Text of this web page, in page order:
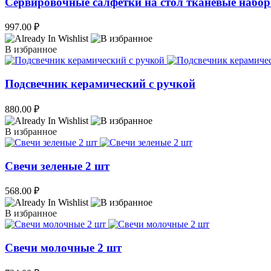
997.00 ₽
В избранное
Подсвечник керамический с ручкой
880.00 ₽
В избранное
Свечи зеленые 2 шт
568.00 ₽
В избранное
Свечи молочные 2 шт